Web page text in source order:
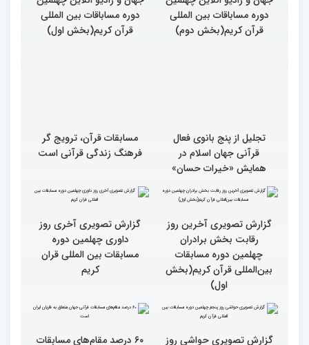
دوره مساباقات بین المللی
قرآن کریم(بخش دوم)
دوره مساباقات بین المللی
قرآن کریم(بخش اول)
تجلیل از پنج بانوی فعال
قرآنی جهان اسلام در
همایش «خیرات حسان»
مسابقات قرآن، ترویج گر
فرهنگ زندگی قرآنی است
گزارش تصویری آخرین روز
رقابت بخش برادران
چهلمین دوره مسابقات
بین‌المللی قرآن کریم(بخش
اول)
گزارش تصویری آخری روز
مسابقات بین المللی قران
کریم